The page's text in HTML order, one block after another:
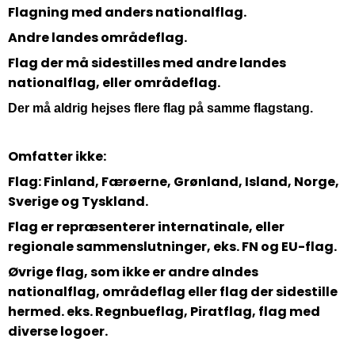
Flagning med anders nationalflag.
Andre landes områdeflag.
Flag der må sidestilles med andre landes
nationalflag, eller områdeflag.
Der må aldrig hejses flere flag på samme flagstang.
Omfatter ikke:
Flag: Finland, Færøerne, Grønland, Island, Norge,
Sverige og Tyskland.
Flag er repræsenterer internatinale, eller
regionale sammenslutninger, eks. FN og EU-flag.
Øvrige flag, som ikke er andre alndes
nationalflag, områdeflag eller flag der sidestille
hermed. eks. Regnbueflag, Piratflag, flag med
diverse logoer.